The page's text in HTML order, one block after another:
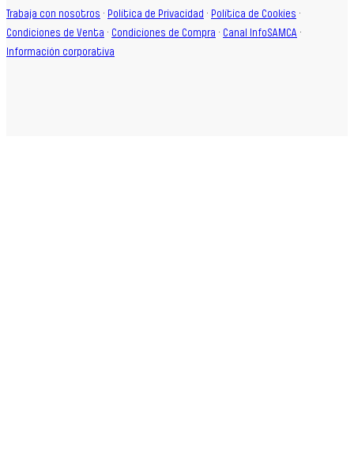
Trabaja con nosotros · Política de Privacidad · Política de Cookies ·
Condiciones de Venta · Condiciones de Compra · Canal InfoSAMCA ·
Información corporativa